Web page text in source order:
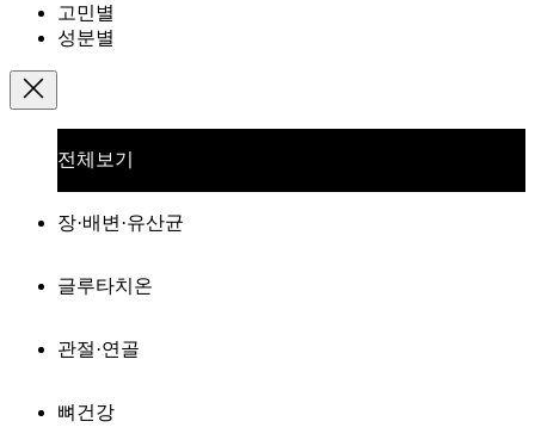
고민별
성분별
전체보기
장·배변·유산균
글루타치온
관절·연골
뼈건강